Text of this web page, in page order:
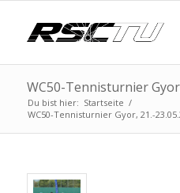
WC50-Tennisturnier
Du bist hier: Startseite /
WC50-Tennisturnier Gyor, 21.-